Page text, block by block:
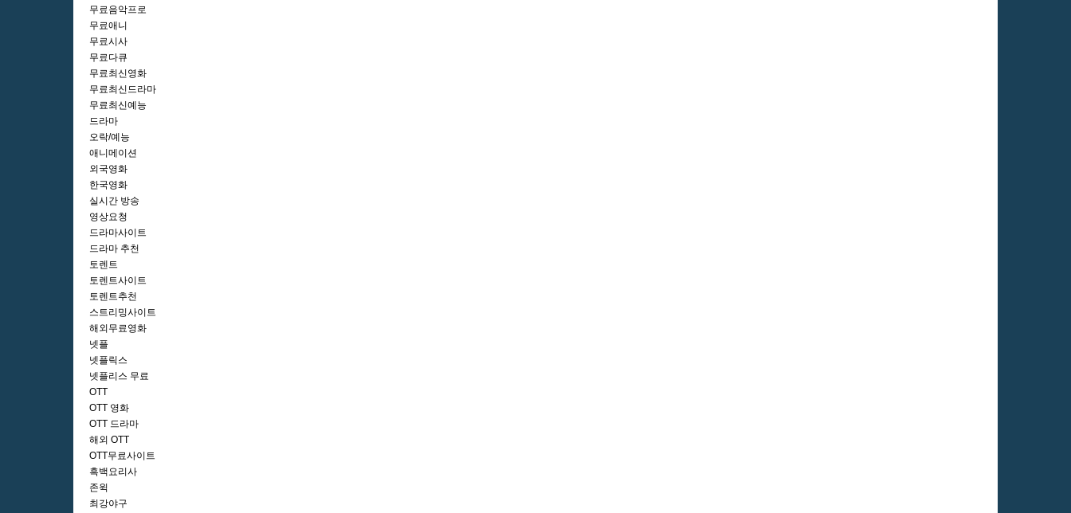
무료음악프로
무료애니
무료시사
무료다큐
무료최신영화
무료최신드라마
무료최신예능
드라마
오락/예능
애니메이션
외국영화
한국영화
실시간 방송
영상요청
드라마사이트
드라마 추천
토렌트
토렌트사이트
토렌트추천
스트리밍사이트
해외무료영화
넷플
넷플릭스
넷플리스 무료
OTT
OTT 영화
OTT 드라마
해외 OTT
OTT무료사이트
흑백요리사
존윅
최강야구